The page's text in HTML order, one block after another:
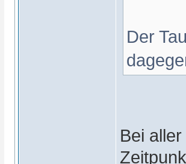
Der
Bei